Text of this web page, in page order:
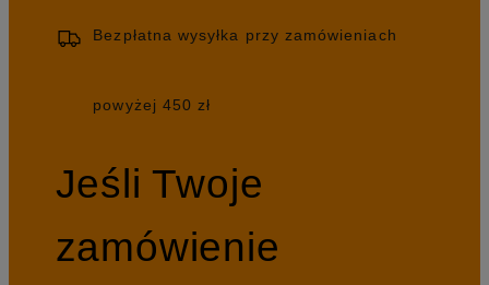
Bezpłatna wysyłka przy zamówieniach
powyżej 450 zł
Jeśli Twoje
zamówienie